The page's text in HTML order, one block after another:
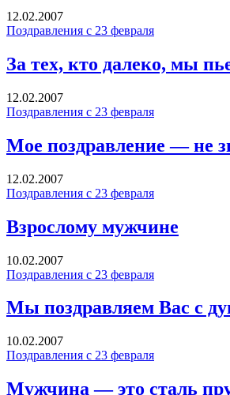
12.02.2007
Поздравления с 23 февраля
За тех, кто далеко, мы
12.02.2007
Поздравления с 23 февраля
Мое поздравление — не
12.02.2007
Поздравления с 23 февраля
Взрослому мужчине
10.02.2007
Поздравления с 23 февраля
Мы поздравляем Вас с
10.02.2007
Поздравления с 23 февраля
Мужчина — это сталь